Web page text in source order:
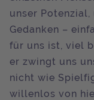
unser Potenzial,
Gedanken –
für uns ist, viel
er zwingt uns
nicht wie
willenlos von